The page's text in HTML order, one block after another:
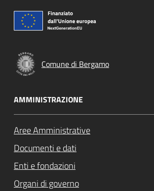
Comune di Bergamo
AMMINISTRAZIONE
Aree Amministrative
Documenti e dati
Enti e fondazioni
Organi di governo